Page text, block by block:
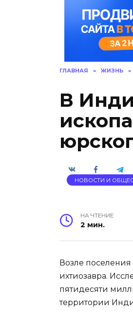
ГЛАВНАЯ » ЖИЗНЬ »
В
НОВОСТИ И
НА ЧТЕНИЕ
2 мин.
Возле
ихтиозавра.
пятидесяти
территории